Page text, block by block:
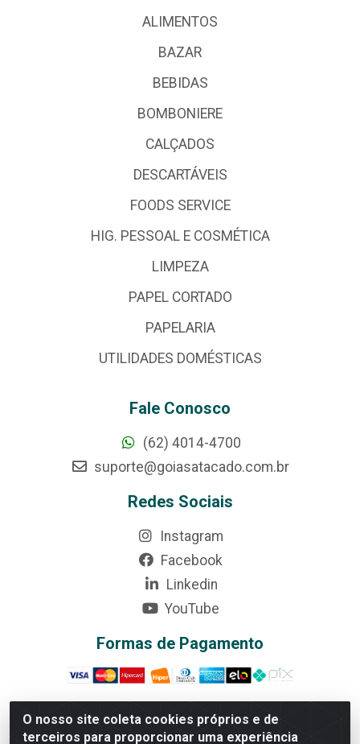
O nosso site coleta cookies próprios e de
terceiros para proporcionar uma experiência
ALIMENTOS
BAZAR
BEBIDAS
BOMBONIERE
CALÇADOS
DESCARTÁVEIS
FOODS SERVICE
HIG. PESSOAL E COSMÉTICA
LIMPEZA
PAPEL CORTADO
PAPELARIA
UTILIDADES DOMÉSTICAS
Fale Conosco
(62) 4014-4700
suporte@goiasatacado.com.br
Redes Sociais
Instagram
Facebook
Linkedin
YouTube
Formas de Pagamento
Rede Brasil - Avenida Universitária, nº 3860, Jardim das